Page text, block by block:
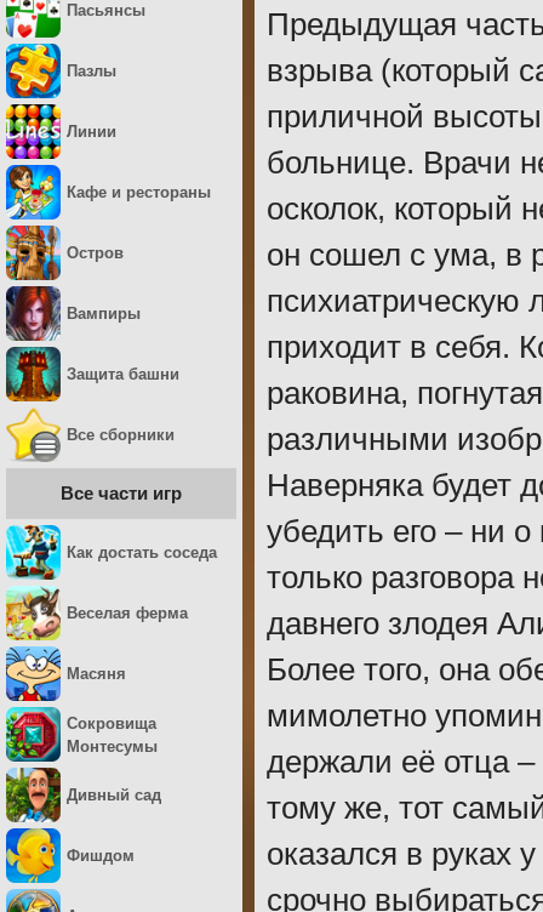
Предыдущая
взрыва (который
приличной
больнице. Врачи
осколок, который
он сошел с ума, в
психиатрическую
приходит в себя.
раковина,
различными
Наверняка будет
убедить его – ни
только разговора
давнего злодея
Более того, она
мимолетно
держали её отца
тому же, тот
оказался в руках
срочно
Пасьянсы
Пазлы
Линии
Кафе и рестораны
Остров
Вампиры
Защита башни
Все сборники
Все части игр
Как достать соседа
Веселая ферма
Масяня
Сокровища
Монтесумы
Дивный сад
Фишдом